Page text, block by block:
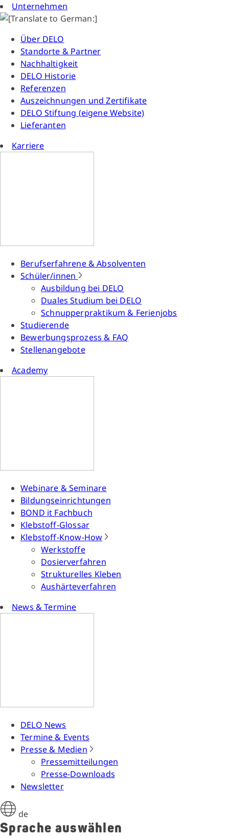
Unternehmen
Über DELO
Standorte & Partner
Nachhaltigkeit
DELO Historie
Referenzen
Auszeichnungen und Zertifikate
DELO Stiftung (eigene Website)
Lieferanten
Karriere
Berufserfahrene & Absolventen
Schüler/innen
Ausbildung bei DELO
Duales Studium bei DELO
Schnupperpraktikum & Ferienjobs
Studierende
Bewerbungsprozess & FAQ
Stellenangebote
Academy
Webinare & Seminare
Bildungseinrichtungen
BOND it Fachbuch
Klebstoff-Glossar
Klebstoff-Know-How
Werkstoffe
Dosierverfahren
Strukturelles Kleben
Aushärteverfahren
News & Termine
DELO News
Termine & Events
Presse & Medien
Pressemitteilungen
Presse-Downloads
Newsletter
de
Sprache auswählen